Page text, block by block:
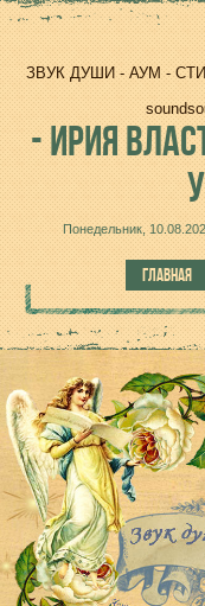
ЗВУК ДУШИ - АУМ -
-ИРИЯ
Понедельник,
ГЛАВНАЯ